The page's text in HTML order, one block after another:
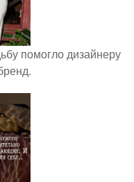
помогло дизайнеру